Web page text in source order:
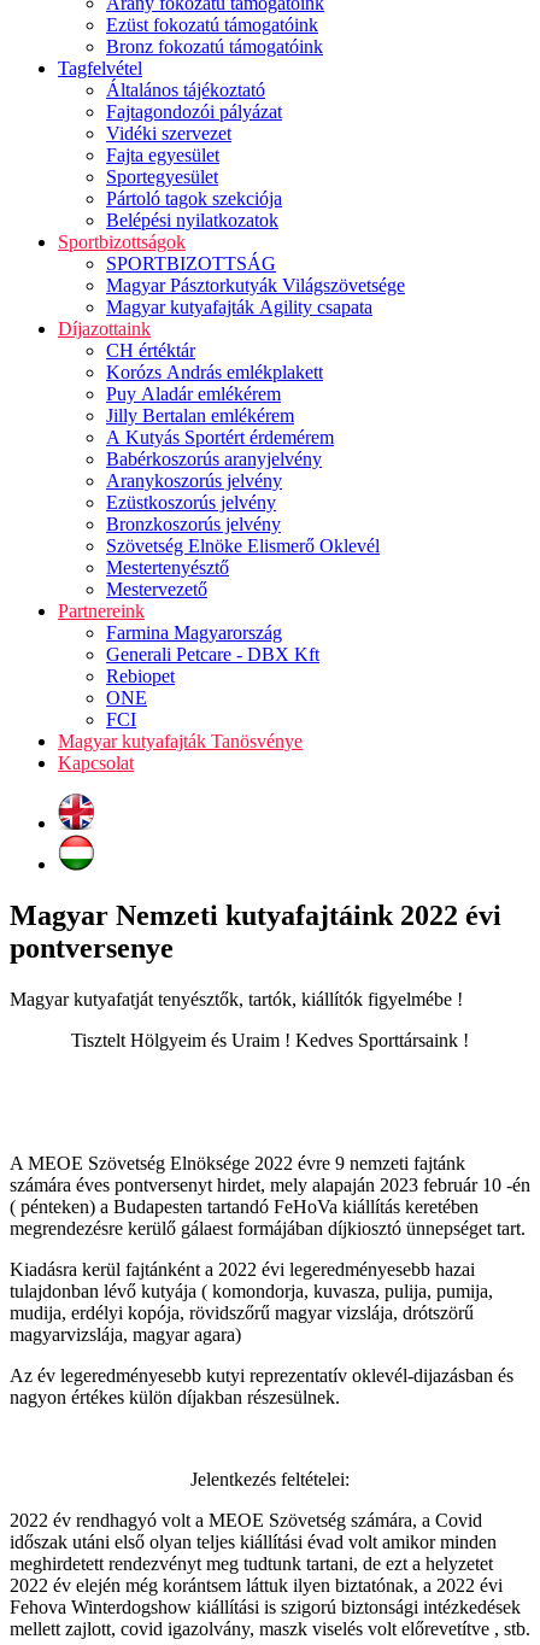
Ezüst fokozatú támogatóink
Bronz fokozatú támogatóink
Tagfelvétel
Általános tájékoztató
Fajtagondozói pályázat
Vidéki szervezet
Fajta egyesület
Sportegyesület
Pártoló tagok szekciója
Belépési nyilatkozatok
Sportbizottságok
SPORTBIZOTTSÁG
Magyar Pásztorkutyák Világszövetsége
Magyar kutyafajták Agility csapata
Díjazottaink
CH értéktár
Korózs András emlékplakett
Puy Aladár emlékérem
Jilly Bertalan emlékérem
A Kutyás Sportért érdemérem
Babérkoszorús aranyjelvény
Aranykoszorús jelvény
Ezüstkoszorús jelvény
Bronzkoszorús jelvény
Szövetség Elnöke Elismerő Oklevél
Mestertenyésztő
Mestervezető
Partnereink
Farmina Magyarország
Generali Petcare - DBX Kft
Rebiopet
ONE
FCI
Magyar kutyafajták Tanösvénye
Kapcsolat
Magyar Nemzeti kutyafajtáink 2022 évi
pontversenye
Magyar kutyafatját tenyésztők, tartók, kiállítók figyelmébe !
Tisztelt Hölgyeim és Uraim ! Kedves Sporttársaink !
A MEOE Szövetség Elnöksége 2022 évre 9 nemzeti fajtánk
számára éves pontversenyt hirdet, mely alapaján 2023 február 10 -én
( pénteken) a Budapesten tartandó FeHoVa kiállítás keretében
megrendezésre kerülő gálaest formájában díjkiosztó ünnepséget tart.
Kiadásra kerül fajtánként a 2022 évi legeredményesebb hazai
tulajdonban lévő kutyája ( komondorja, kuvasza, pulija, pumija,
mudija, erdélyi kopója, rövidszőrű magyar vizslája, drótszörű
magyarvizslája, magyar agara)
Az év legeredményesebb kutyi reprezentatív oklevél-dijazásban és
nagyon értékes külön díjakban részesülnek.
Jelentkezés feltételei:
2022 év rendhagyó volt a MEOE Szövetség számára, a Covid
időszak utáni első olyan teljes kiállítási évad volt amikor minden
meghirdetett rendezvényt meg tudtunk tartani, de ezt a helyzetet
2022 év elején még korántsem láttuk ilyen biztatónak, a 2022 évi
Fehova Winterdogshow kiállítási is szigorú biztonsági intézkedések
mellett zajlott, covid igazolvány, maszk viselés volt előrevetítve , stb.